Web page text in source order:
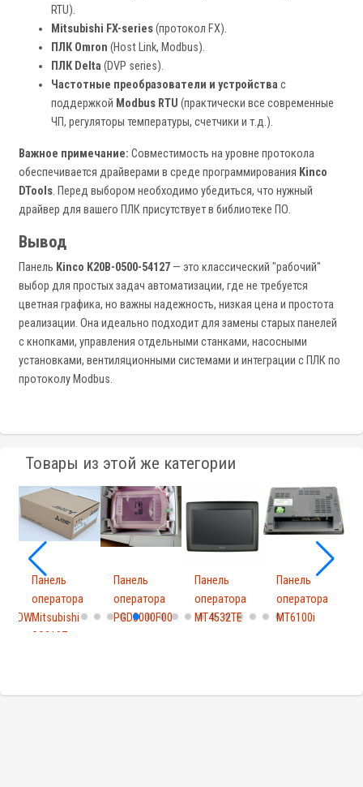
RTU).
Mitsubishi FX-series(протокол FX).
ПЛК Omron (Host Link, Modbus).
ПЛК Delta (DVP series).
Частотные преобразователи и устройства с
поддержкой Modbus RTU (практически все современные
ЧП, регуляторы температуры, счетчики и т.д.).
Важное примечание: Совместимость на уровне протокола
обеспечивается драйверами в среде программирования Kinco
DTools. Перед выбором необходимо убедиться, что нужный
драйвер для вашего ПЛК присутствует в библиотеке ПО.
Вывод
Панель Kinco K20B-0500-54127 — это классический "рабочий"
выбор для простых задач автоматизации, где не требуется
цветная графика, но важны надежность, низкая цена и простота
реализации. Она идеально подходит для замены старых панелей
с кнопками, управления отдельными станками, насосными
установками, вентиляционными системами и интеграции с ПЛК по
протоколу Modbus.
Товары из этой же категории
Панель
оператора
Mitsubishi
GS2107-
Панель
оператора
PGD3000F00
Панель
оператора
MT4532TE
Панель
оператора
MT6100i